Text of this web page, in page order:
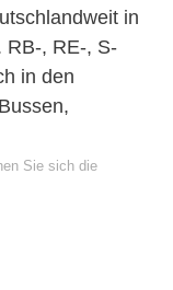
in
RB-, RE-, S-
in den
Sie sich die